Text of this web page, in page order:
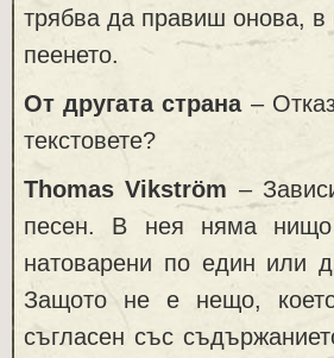
трябва да правиш онова, в
пеенето.
От другата страна–
текстовете?
Thomas Vikström –
песен. В нея няма
натоварени по един или
Защото не е нещо,
съгласен със